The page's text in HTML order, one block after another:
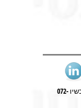
לשיחה עם יועץ משכנתא התקשרו עכשיו 072-